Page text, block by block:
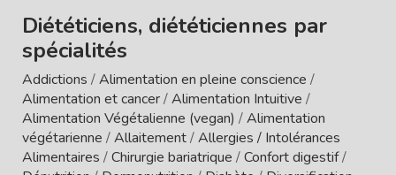
Diététiciens, diététiciennes par
spécialités
Addictions /Alimentation en pleine conscience /
Alimentation et cancer/Alimentation Intuitive /
Alimentation Végétalienne (vegan) /Alimentation
végétarienne /Allaitement/Allergies / Intolérances
Alimentaires /Chirurgie bariatrique /Confort digestif/